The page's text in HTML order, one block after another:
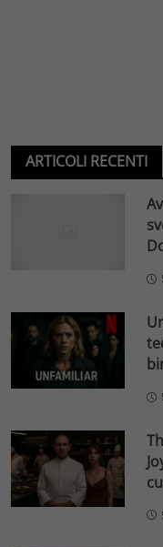
ARTICOLI RECENTI